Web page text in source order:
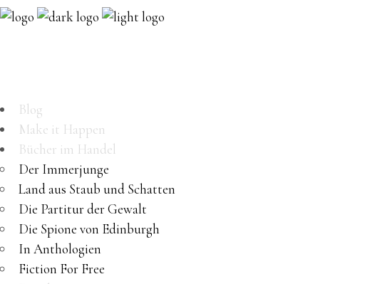
Blog
Make it Happen
Bücher im Handel
Der Immerjunge
Land aus Staub und Schatten
Die Partitur der Gewalt
Die Spione von Edinburgh
In Anthologien
Fiction For Free